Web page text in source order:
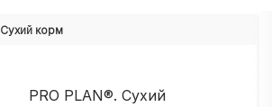
Cухий корм
PRO PLAN®. Сухий